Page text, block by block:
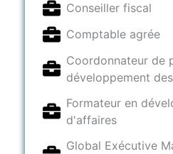
Conseiller fiscal
Comptable agrée
Coordonnateur de
développement
Formateur en
d'affaires
Global Exécutive